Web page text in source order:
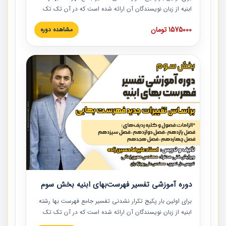
ابنیه از زبان نویسندگان آن ارائه شده است که در آن تک تک
ردیف ها و مطالب فهرست بها تفسیر و ارائه شده است. این
دوره به صورت کامل تصویری بوده و به همراه تصاویر عملیات
دوره با کلام مهندس علیرضاحسین‌زاده مدیر پروژه مهندسی
مشاور در امر بازنگری فهرست بها رشته ابنیه ارائه شده و به تمام
همکارانی که در حوزه صنعت ساخت در حال فعالیت هستند حتما
توصیه می کنیم از مطالب این دوره استفاده نمایند.
1575000 تومان مشاهده دوره
دوره آموزشی تفسیر فهرست‌بهای ابنیه بخش سوم
برای اولین بار پکیج تکرار نشدنی تفسیر جامع فهرست بها رشته
ابنیه از زبان نویسندگان آن ارائه شده است که در آن تک تک
ردیف ها و مطالب فهرست بها تفسیر و ارائه شده است. این